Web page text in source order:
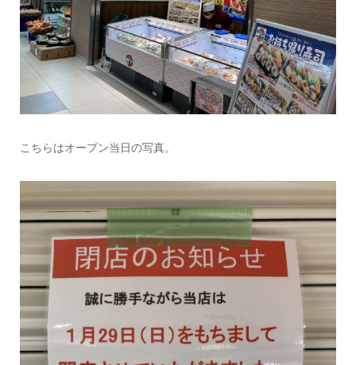
こちらはオープン当日の写真。